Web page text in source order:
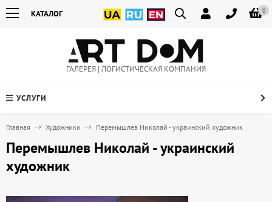
0
КАТАЛОГ
ГАЛЕРЕЯ | ЛОГИСТИЧЕСКАЯ КОМПАНИЯ
УСЛУГИ
Главная Художники Перемышлев Николай - украинский художник
Перемышлев Николай - украинский
художник